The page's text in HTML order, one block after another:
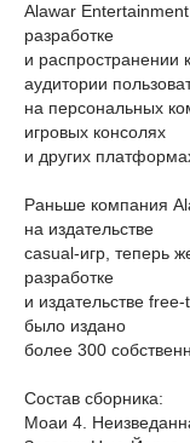
Alawar
разработке
и распространении
аудитории
на персональных
игровых консолях
и других
Раньше компания
на издательстве
casual-игр, теперь
разработке
и издательстве
было издано
более 300
Состав сборника:
Моаи 4.